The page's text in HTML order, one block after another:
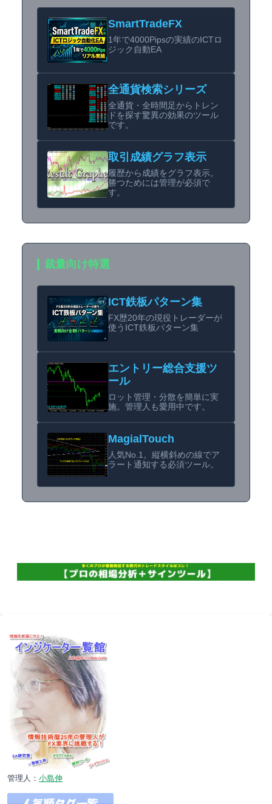
SmartTradeFX
1年で4000Pipsの実績のICTロ
ジック自動EA
全通貨検索シリーズ
全通貨・全時間足からトレン
ドを探す驚異の効果のツール
です。
取引成績グラフ表示
履歴から成績をグラフ表示。
勝つためには管理が必須で
す。
裁量向け特選
ICT鉄板パターン集
FX歴20年の現役トレーダーが
使うICT鉄板パターン集
エントリー総合支援ツ
ール
ロット管理・分散を簡単に実
施。管理人も愛用中です。
MagialTouch
人気No.1。縦横斜めの線でア
ラート通知する必須ツール。
管理人： 小島伸